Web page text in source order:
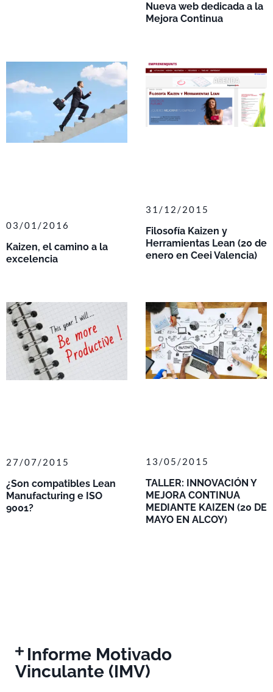
Nueva web dedicada a la
Mejora Continua
Kaizen, el camino a la
excelencia
03/01/2016
Filosofía Kaizen y
Herramientas Lean (20 de
enero en Ceei Valencia)
31/12/2015
¿Son compatibles Lean
Manufacturing e ISO
9001?
27/07/2015
TALLER: INNOVACIÓN Y
MEJORA CONTINUA
MEDIANTE KAIZEN (20 DE
MAYO EN ALCOY)
13/05/2015
Informe Motivado
Vinculante (IMV)